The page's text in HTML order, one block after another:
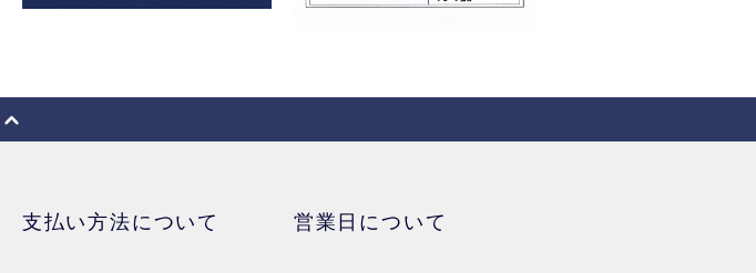
支払い方法について 営業日について